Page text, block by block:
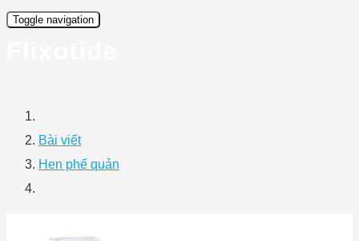
Toggle navigation
Bài viết
Hen phế quản